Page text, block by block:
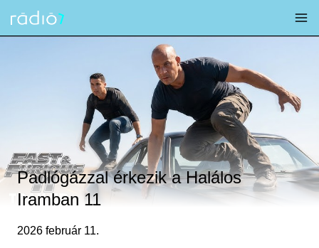
Padlógázzal érkezik a Halálos
Iramban 11
2026 február 11.